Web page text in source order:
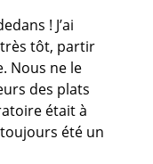
! J’ai
tôt, partir
Nous ne le
des plats
était à
été un